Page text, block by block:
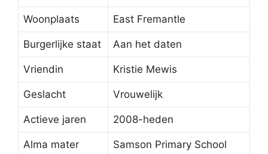
Woonplaats East Fremantle
Burgerlijke staat Aan het daten
Vriendin Kristie Mewis
Geslacht Vrouwelijk
Actieve jaren 2008-heden
Alma mater Samson Primary School